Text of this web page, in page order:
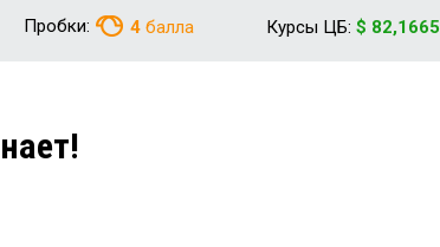
Пробки: 4 балла Курсы ЦБ: $ 82,1665